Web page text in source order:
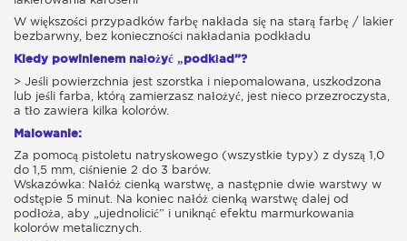
W większości przypadków farbę nakłada się na starą farbę / lakier
bezbarwny, bez konieczności nakładania podkładu
Kiedy powinienem nałożyć „podkład”?
> Jeśli powierzchnia jest szorstka i niepomalowana, uszkodzona
lub jeśli farba, którą zamierzasz nałożyć, jest nieco przezroczysta,
a tło zawiera kilka kolorów.
Malowanie:
Za pomocą pistoletu natryskowego (wszystkie typy) z dyszą 1,0
do 1,5 mm, ciśnienie 2 do 3 barów.
Wskazówka: Nałóż cienką warstwę, a następnie dwie warstwy w
odstępie 5 minut. Na koniec nałóż cienką warstwę dalej od
podłoża, aby „ujednolicić” i uniknąć efektu marmurkowania
kolorów metalicznych.